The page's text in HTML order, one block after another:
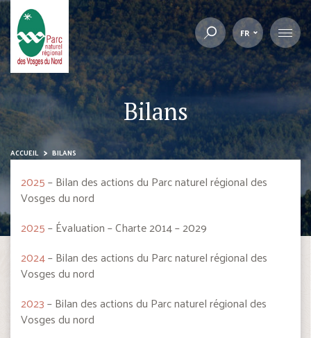
FR
Bilans
ACCUEIL BILANS
2025– Bilan des actions du Parc naturel régional des
Vosges du nord
2025– Évaluation – Charte 2014 – 2029
2024– Bilan des actions du Parc naturel régional des
Vosges du nord
2023– Bilan des actions du Parc naturel régional des
Vosges du nord